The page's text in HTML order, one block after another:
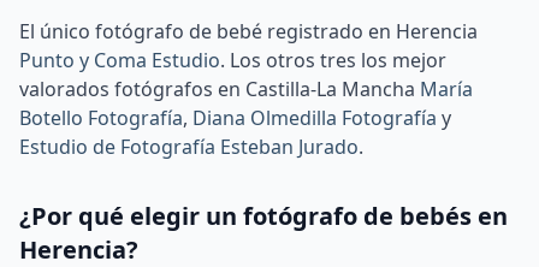
El único fotógrafo de bebé registrado en Herencia
Punto y Coma Estudio. Los otros tres los mejor
valorados fotógrafos en Castilla-La Mancha María
Botello Fotografía, Diana Olmedilla Fotografía y
Estudio de Fotografía Esteban Jurado.
¿Por qué elegir un fotógrafo de bebés en
Herencia?